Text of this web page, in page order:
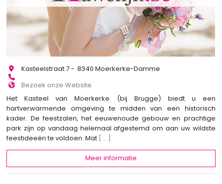
Kasteelstraat 7 - 8340 Moerkerke-Damme
Bezoek onze Website
Het Kasteel van Moerkerke (bij Brugge) biedt u een
hartverwarmende omgeving te midden van een historisch
kader. De feestzalen, het eeuwenoude gebouw en prachtige
park zijn op vandaag helemaal afgestemd om aan uw wildste
feestideeën te voldoen. Mat [...]
Meer informatie